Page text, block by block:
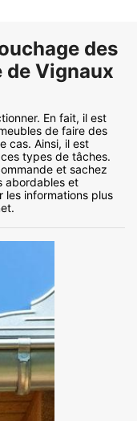
des
de Vignaux
En fait, il est
de faire des
cas. Ainsi, il est
types de tâches.
et sachez
abordables et
les informations plus